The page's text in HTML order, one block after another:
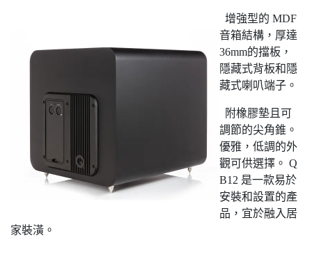
增強型的 MDF
音箱結構，厚達
36mm的擋板，
隱藏式背板和隱
藏式喇叭端子。
附橡膠墊且可
調節的尖角錐。
優雅，低調的外
觀可供選擇。 Q
B12 是一款易於
安裝和設置的產
品，宜於融入居
家裝潢。